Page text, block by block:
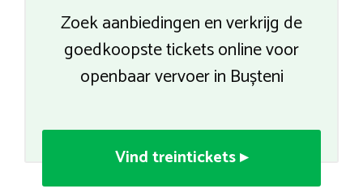
Zoek aanbiedingen en verkrijg de
goedkoopste tickets online voor
openbaar vervoer in Bușteni
Vind treintickets ▸